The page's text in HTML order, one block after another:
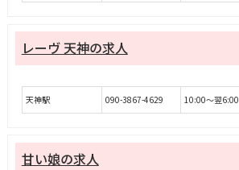
レーヴ 天神の求人
天神駅 090-3867-4629 10:00～翌6:00
甘い娘の求人